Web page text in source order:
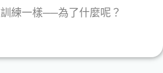
練一樣──為了什麼呢？